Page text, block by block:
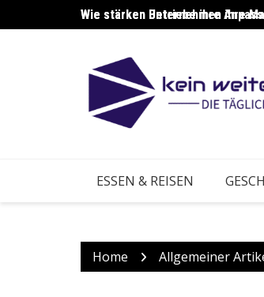
to
Wie stärken Unternehmen ihre
Wie stärken Betriebe ihre
ESSEN & REISEN
Home Allgemeiner